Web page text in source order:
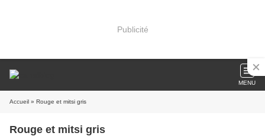
Publicité
MENU
Accueil » Rouge et mitsi gris
Rouge et mitsi gris